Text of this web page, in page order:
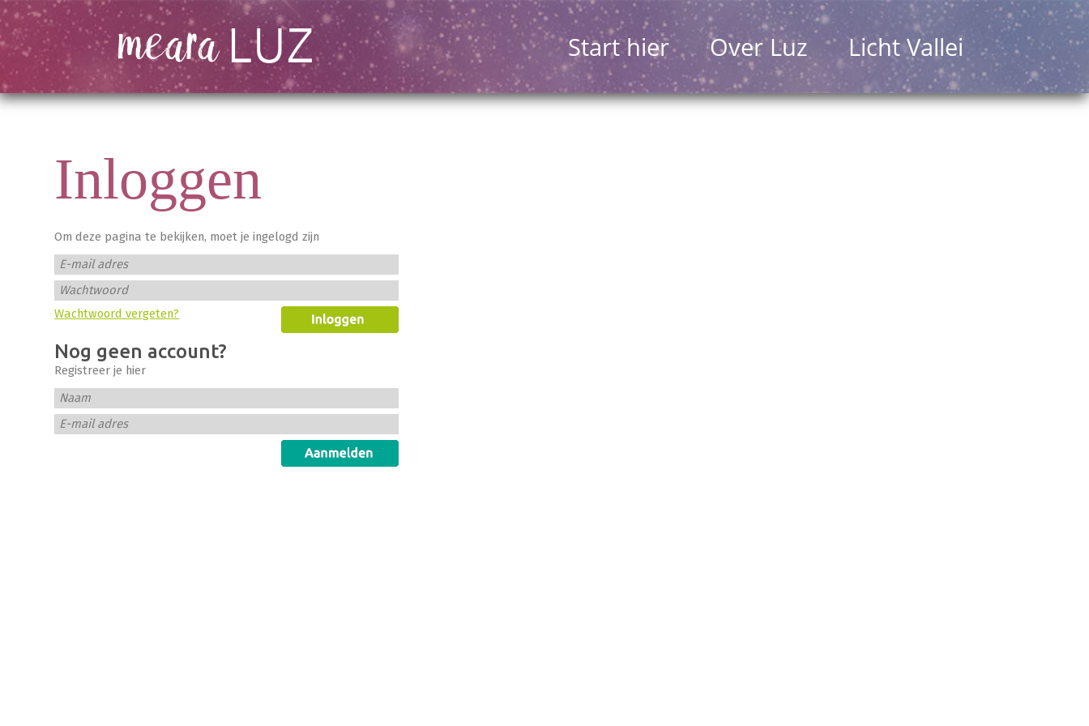
Start hier Over Luz Licht Vallei
Inloggen
Om deze pagina te bekijken, moet je ingelogd zijn
E-mail adres
Wachtwoord
Wachtwoord vergeten?
Nog geen account?
Registreer je hier
Naam
E-mail adres